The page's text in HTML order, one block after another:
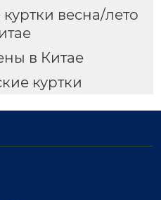
весна/лето
в Китае
куртки